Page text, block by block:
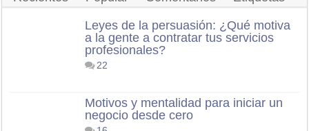
Leyes de la persuasión: ¿Qué motiva
a la gente a contratar tus servicios
profesionales?
22
Motivos y mentalidad para iniciar un
negocio desde cero